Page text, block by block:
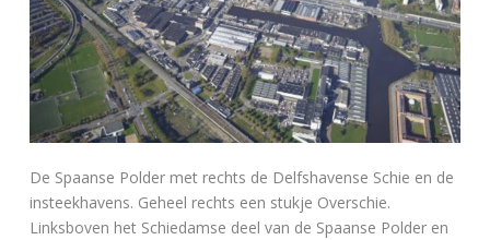
De Spaanse Polder met rechts de Delfshavense Schie en de
insteekhavens. Geheel rechts een stukje Overschie.
Linksboven het Schiedamse deel van de Spaanse Polder en